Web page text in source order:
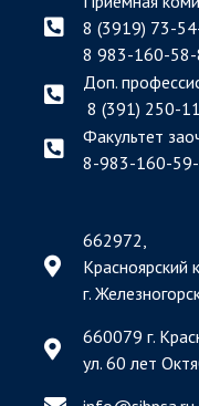
8 (3919) 73-
8 983-160-58-
Доп.
8 (391) 250-
Факультет
8-983-160-
662972,
Красноярский
г.
660079 г.
ул. 60 лет